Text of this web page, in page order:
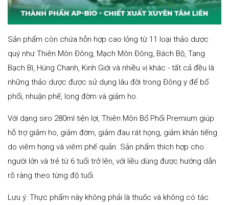
Sản phẩm còn chứa hỗn hợp cao lỏng từ 11 loại thảo dược
quý như Thiên Môn Đông, Mạch Môn Đông, Bách Bộ, Tang
Bạch Bì, Húng Chanh, Kinh Giới và nhiều vị khác - tất cả đều là
những thảo dược được sử dụng lâu đời trong Đông y để bổ
phổi, nhuận phế, long đờm và giảm ho.
Với dạng siro 280ml tiện lợi, Thiên Môn Bổ Phổi Premium giúp
hỗ trợ giảm ho, giảm đờm, giảm đau rát họng, giảm khản tiếng
do viêm họng và viêm phế quản. Sản phẩm thích hợp cho
người lớn và trẻ từ 6 tuổi trở lên, với liều dùng được hướng dẫn
rõ ràng theo từng độ tuổi.
Lưu ý: Thực phẩm này không phải là thuốc và không có tác